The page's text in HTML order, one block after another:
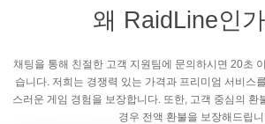
왜 RaidLine인
채팅을 통해 친절한 고객 지원팀에 문의하시면 20초
습니다. 저희는 경쟁력 있는 가격과 프리미엄 서비스
스러운 게임 경험을 보장합니다. 또한, 고객 중심의 환
경우 전액 환불을 보장해드립